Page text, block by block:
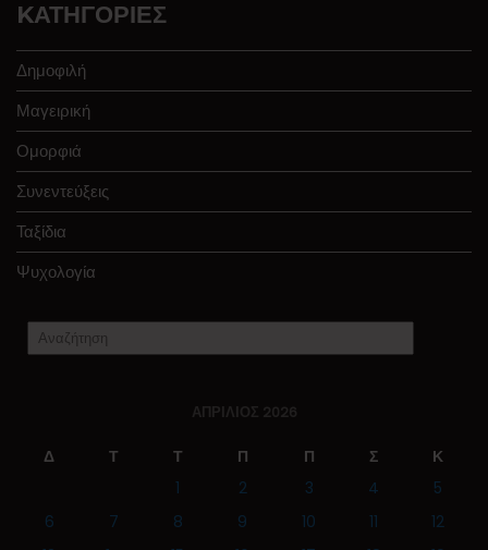
KΑΤΗΓΟΡΊΕΣ
Δημοφιλή
Μαγειρική
Ομορφιά
Συνεντεύξεις
Ταξίδια
Ψυχολογία
ΑΠΡΊΛΙΟΣ 2026
Δ Τ Τ Π Π Σ
Κ
1
2 3 4
5
6
7 8 9 10 11
12